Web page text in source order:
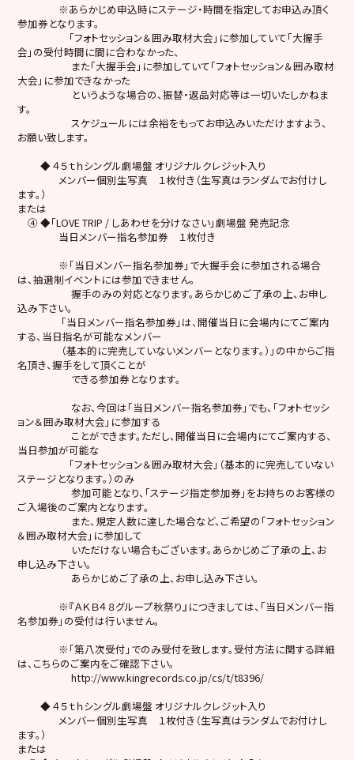
※あらかじめ申込時にステージ・時間を指定してお申込み頂く
参加券となります。
「フォトセッション＆囲み取材大会」に参加していて「大握手
会」の受付時間に間に合わなかった、
また「大握手会」に参加していて「フォトセッション＆囲み取材
大会」に参加できなかった
というような場合の、振替・返品対応等は一切いたしかねま
す。
スケジュールには余裕をもってお申込みいただけますよう、
お願い致します。
◆ ４５ｔｈシングル劇場盤 オリジナルクレジット入り
メンバー個別生写真 １枚付き（生写真はランダムでお付けし
ます。）
または
④ ◆「LOVE TRIP / しあわせを分けなさい」劇場盤 発売記念
当日メンバー指名参加券 １枚付き
※「当日メンバー指名参加券」で大握手会に参加される場合
は、抽選制イベントには参加できません。
握手のみの対応となります。あらかじめご了承の上、お申し
込み下さい。
「当日メンバー指名参加券」は、開催当日に会場内にてご案内
する、当日指名が可能なメンバー
（基本的に完売していないメンバーとなります。）」の中からご指
名頂き、握手をして頂くことが
できる参加券となります。
なお、今回は「当日メンバー指名参加券」でも、「フォトセッシ
ョン＆囲み取材大会」に参加する
ことができます。ただし、開催当日に会場内にてご案内する、
当日参加が可能な
「フォトセッション＆囲み取材大会」（基本的に完売していない
ステージとなります。）のみ
参加可能となり、「ステージ指定参加券」をお持ちのお客様の
ご入場後のご案内となります。
また、規定人数に達した場合など、ご希望の「フォトセッション
＆囲み取材大会」に参加して
いただけない場合もございます。あらかじめご了承の上、お
申し込み下さい。
あらかじめご了承の上、お申し込み下さい。
※『ＡＫＢ４８グループ秋祭り』につきましては、「当日メンバー指
名参加券」の受付は行いません。
※「第八次受付」でのみ受付を致します。受付方法に関する詳細
は、こちらのご案内をご確認下さい。
http://www.kingrecords.co.jp/cs/t/t8396/
◆ ４５ｔｈシングル劇場盤 オリジナルクレジット入り
メンバー個別生写真 １枚付き（生写真はランダムでお付けし
ます。）
または